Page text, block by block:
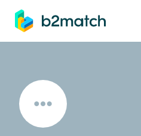
springen